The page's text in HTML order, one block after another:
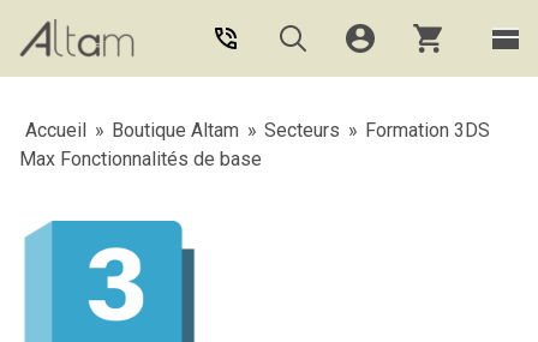
Aller au contenu principal
Accueil » Boutique Altam » Secteurs » Formation 3DS
Max Fonctionnalités de base